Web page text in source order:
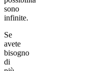
sono
infinite.
Se
avete
bisogno
di